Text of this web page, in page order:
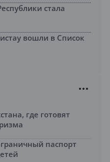
стала
вошли в Список
где готовят
паспорт